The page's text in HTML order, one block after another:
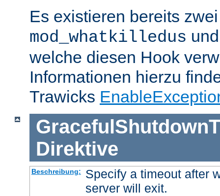
Es existieren bereits
mod_whatkilledus
welche diesen Hook
Informationen hierzu
Trawicks
Direktive
Beschreibung:
Specify a timeout after
server will exit.